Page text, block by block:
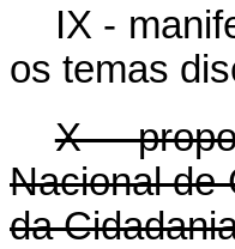
IX -
os temas
X -
Nacional de
da